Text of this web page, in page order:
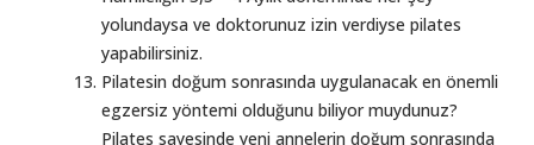
yolundaysa ve doktorunuz izin verdiyse pilates
yapabilirsiniz.
Pilatesin doğum sonrasında uygulanacak en önemli
egzersiz yöntemi olduğunu biliyor muydunuz?
Pilates sayesinde yeni annelerin doğum sonrasında